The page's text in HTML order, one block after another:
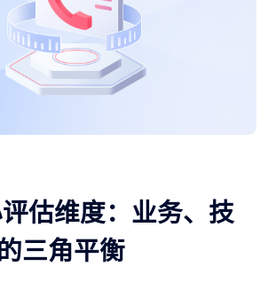
估维度：业务、技
三角平衡